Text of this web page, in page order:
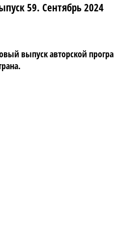
59. Сентябрь 2024
выпуск авторской